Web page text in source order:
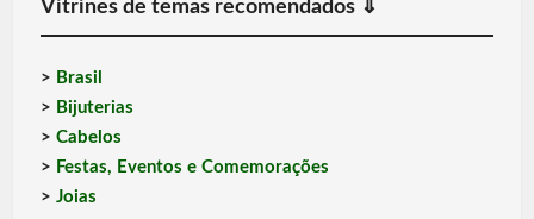
Vitrines de temas recomendados ⇓
> Brasil
> Bijuterias
> Cabelos
> Festas, Eventos e Comemorações
> Joias